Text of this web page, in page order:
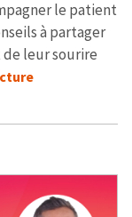
le patient
à partager
leur sourire